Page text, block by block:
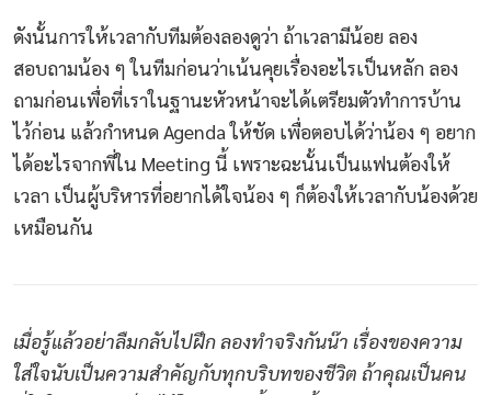
ดังนั้นการให้เวลากับทีมต้องลองดูว่า ถ้าเวลามีน้อย ลอง
สอบถามน้อง ๆ ในทีมก่อนว่าเน้นคุยเรื่องอะไรเป็นหลัก ลอง
ถามก่อนเพื่อที่เราในฐานะหัวหน้าจะได้เตรียมตัวทำการบ้าน
ไว้ก่อน แล้วกำหนด Agenda ให้ชัด เพื่อตอบได้ว่าน้อง ๆ อยาก
ได้อะไรจากพี่ใน Meeting นี้ เพราะฉะนั้นเป็นแฟนต้องให้
เวลา เป็นผู้บริหารที่อยากได้ใจน้อง ๆ ก็ต้องให้เวลากับน้องด้วย
เหมือนกัน
เมื่อรู้แล้วอย่าลืมกลับไปฝึก ลองทำจริงกันน๊า เรื่องของความ
ใส่ใจนับเป็นความสำคัญกับทุกบริบทของชีวิต ถ้าคุณเป็นคน